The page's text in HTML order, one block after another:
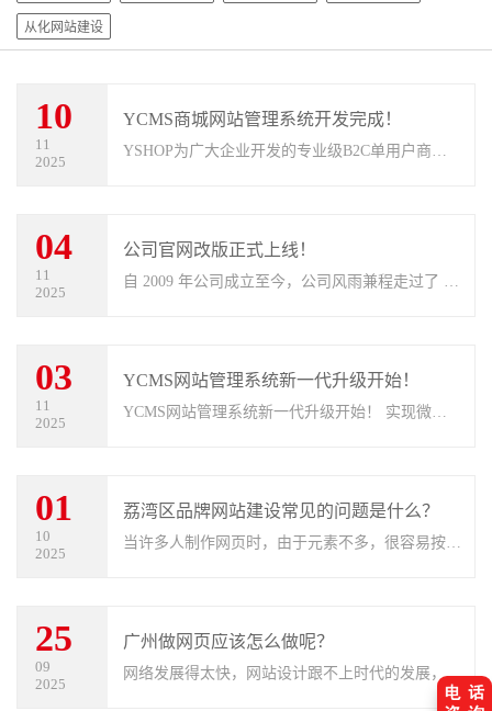
从化网站建设
10
11
2025
YCMS商城网站管理系统开发完成！
YSHOP为广大企业开发的专业级B2C单用户商城
04
11
2025
公司官网改版正式上线！
自 2009 年公司成立至今，公司风雨兼程走过了 13
03
11
2025
YCMS网站管理系统新一代升级开始！
YCMS网站管理系统新一代升级开始！ 实现微信
01
10
2025
荔湾区品牌网站建设常见的问题是什么？
当许多人制作网页时，由于元素不多，很容易按照
25
09
2025
广州做网页应该怎么做呢？
网络发展得太快，网站设计跟不上时代的发展，互
联网上很大一部分企业网站缺乏设计思想，没有个